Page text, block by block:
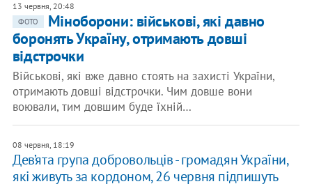
13 червня, 20:48
ФОТО
Міноборони: військові, які давно
боронять Україну, отримають довші
відстрочки
Військові, які вже давно стоять на захисті України,
отримають довші відстрочки. Чим довше вони
воювали, тим довшим буде їхній…
08 червня, 18:19
​Дев’ята група добровольців - громадян України,
які живуть за кордоном, 26 червня підпишуть